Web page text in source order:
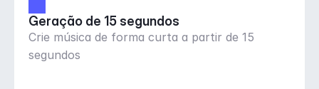
Geração de 15 segundos
Crie música de forma curta a partir de 15
segundos